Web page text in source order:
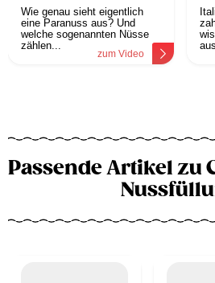
Wie genau sieht eigentlich
eine Paranuss aus? Und
welche sogenannten Nüsse
zählen...
zum Video
Passende Artikel zu